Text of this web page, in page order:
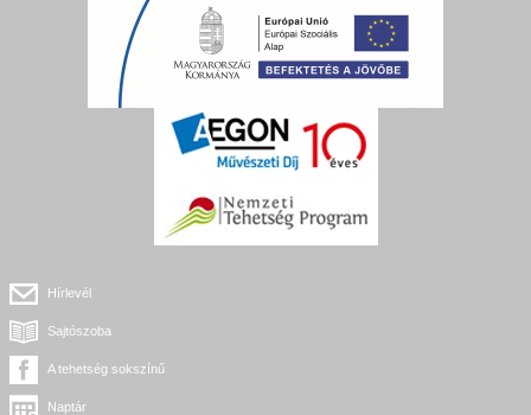
Hírlevél
Sajtószoba
A tehetség sokszínű
Naptár